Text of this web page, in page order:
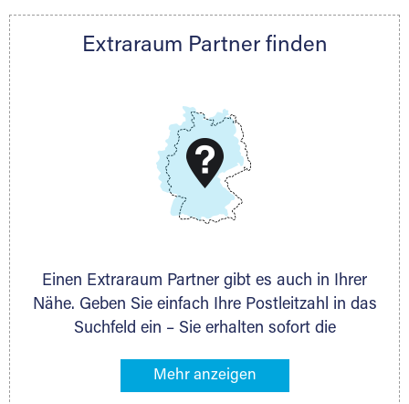
freuen uns auf Ihre Anfrage. Steus Logistik
DAS KÖNNEN WIR
Wir können Ihnen nach Ihrem Platzbedarf und dem
Lagervolumen immer die exakt passende
Extraraum Partner finden
Einen Extraraum Partner gibt es auch in Ihrer
Nähe. Geben Sie einfach Ihre Postleitzahl in das
Suchfeld ein – Sie erhalten sofort die
Lagermöglichkeiten in Ihrer Nähe. An zahlreichen